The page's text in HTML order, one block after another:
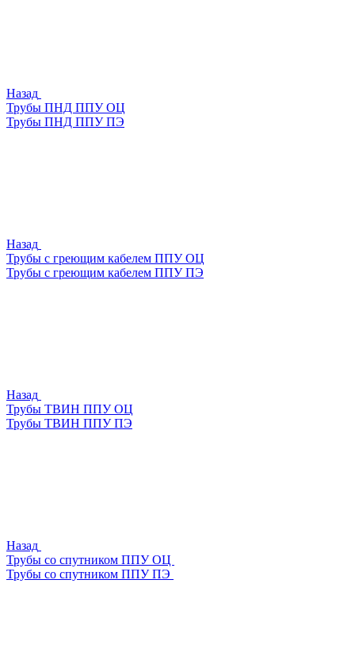
Назад
Трубы ПНД ППУ ОЦ
Трубы ПНД ППУ ПЭ
Назад
Трубы с греющим кабелем ППУ ОЦ
Трубы с греющим кабелем ППУ ПЭ
Назад
Трубы ТВИН ППУ ОЦ
Трубы ТВИН ППУ ПЭ
Назад
Трубы со спутником ППУ ОЦ
Трубы со спутником ППУ ПЭ